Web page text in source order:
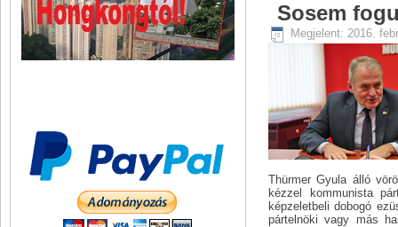
Sosem
Megjelent: 2016.
Thürmer Gyula álló
kézzel kommunista
képzeletbeli dobogó
pártelnöki vagy más